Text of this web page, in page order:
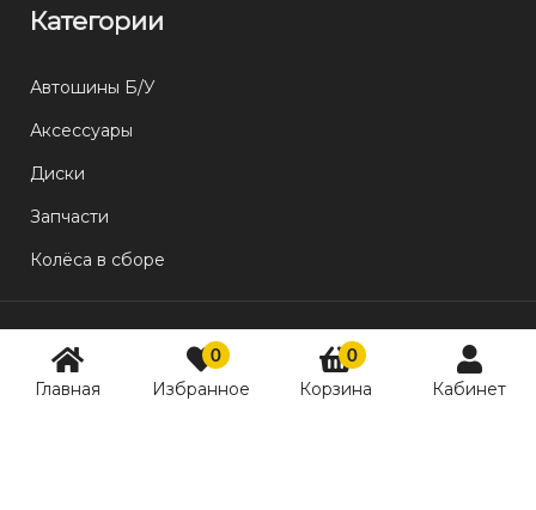
Главная
0
Избранное
0
Корзина
Кабинет
Категории
Автошины Б/У
Аксессуары
Диски
Запчасти
Колёса в сборе
© 2026 год. Все права защищены.